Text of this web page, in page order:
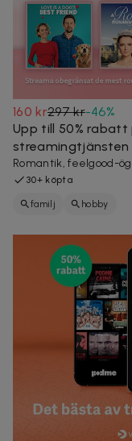
160 kr297 kr-46%
Upp till 50%
streamingtjänsten
Romantik, feelgood-
30+ köpta
familj hobby